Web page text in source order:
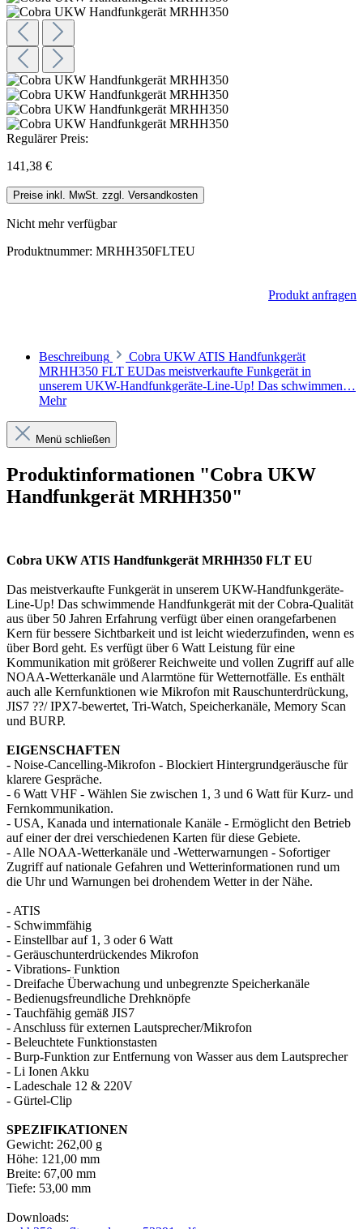
Regulärer Preis:
141,38 €
Preise inkl. MwSt. zzgl. Versandkosten
Nicht mehr verfügbar
Produktnummer: MRHH350FLTEU
Produkt anfragen
Beschreibung
Cobra UKW ATIS Handfunkgerät
MRHH350 FLT EUDas meistverkaufte Funkgerät in
unserem UKW-Handfunkgeräte-Line-Up! Das schwimmen…
Mehr
Menü schließen
Produktinformationen "Cobra UKW
Handfunkgerät MRHH350"
Cobra UKW ATIS Handfunkgerät MRHH350 FLT EU
Das meistverkaufte Funkgerät in unserem UKW-Handfunkgeräte-
Line-Up! Das schwimmende Handfunkgerät mit der Cobra-Qualität
aus über 50 Jahren Erfahrung verfügt über einen orangefarbenen
Kern für bessere Sichtbarkeit und ist leicht wiederzufinden, wenn es
über Bord geht. Es verfügt über 6 Watt Leistung für eine
Kommunikation mit größerer Reichweite und vollen Zugriff auf alle
NOAA-Wetterkanäle und Alarmtöne für Wetternotfälle. Es enthält
auch alle Kernfunktionen wie Mikrofon mit Rauschunterdrückung,
JIS7 ??/ IPX7-bewertet, Tri-Watch, Speicherkanäle, Memory Scan
und BURP.
EIGENSCHAFTEN
- Noise-Cancelling-Mikrofon - Blockiert Hintergrundgeräusche für
klarere Gespräche.
- 6 Watt VHF - Wählen Sie zwischen 1, 3 und 6 Watt für Kurz- und
Fernkommunikation.
- USA, Kanada und internationale Kanäle - Ermöglicht den Betrieb
auf einer der drei verschiedenen Karten für diese Gebiete.
- Alle NOAA-Wetterkanäle und -Wetterwarnungen - Sofortiger
Zugriff auf nationale Gefahren und Wetterinformationen rund um
die Uhr und Warnungen bei drohendem Wetter in der Nähe.
- ATIS
- Schwimmfähig
- Einstellbar auf 1, 3 oder 6 Watt
- Geräuschunterdrückendes Mikrofon
- Vibrations- Funktion
- Dreifache Überwachung und unbegrenzte Speicherkanäle
- Bedienugsfreundliche Drehknöpfe
- Tauchfähig gemäß JIS7
- Anschluss für externen Lautsprecher/Mikrofon
- Beleuchtete Funktionstasten
- Burp-Funktion zur Entfernung von Wasser aus dem Lautsprecher
- Li Ionen Akku
- Ladeschale 12 & 220V
- Gürtel-Clip
SPEZIFIKATIONEN
Gewicht: 262,00 g
Höhe: 121,00 mm
Breite: 67,00 mm
Tiefe: 53,00 mm
Downloads: